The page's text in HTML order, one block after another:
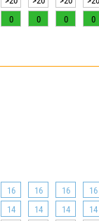
0 0 0 0
16 16 16 16
14 14 14 14